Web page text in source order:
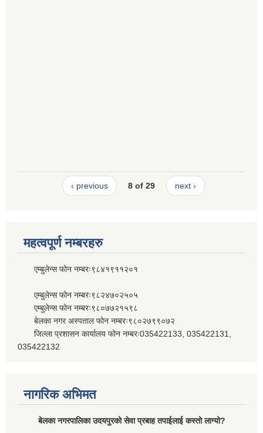
‹ previous 8 of 29 next ›
महत्वपूर्ण नम्बरहरु
एम्बुलेन्स फोन नम्बरः९८४१९११२०१
एम्बुलेन्स फोन नम्बरः९८२४७०२५०५
एम्बुलेन्स फोन नम्बरः९८०७७२१५९८
बेलका नगर अस्पताल फोन नम्बरः९८०२७९९०७२
जिल्ला प्रशासन कार्यालय फोन नम्बरः035422133, 035422131,
035422132
नागरिक अभिमत
बेलका नगरपालिका उदयपुरको सेवा प्रबाह तपाईलाई कस्तो लाग्यो?